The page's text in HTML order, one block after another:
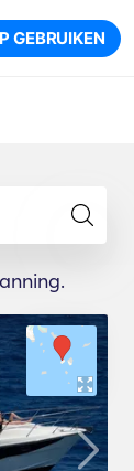
GEBRUIKEN